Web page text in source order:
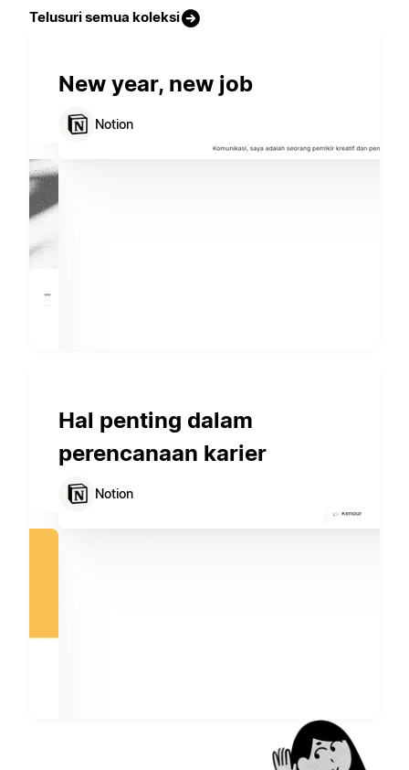
Telusuri semua koleksi
New year, new job
Notion
Hal penting dalam
perencanaan karier
Notion